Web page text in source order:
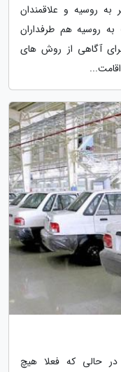
به روسیه و علاقمندان
روسیه هم طرفداران
آگاهی از روش های
حالی که فعلا هیچ